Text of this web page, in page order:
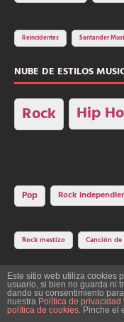
Reincidentes Santander
NUBE DE ESTILOS
Rock Hip
Pop Rock
Rock mestizo Canción
Construcción y diseño: La
Este sitio web utiliza cookies
usuario, si bien no guarda ni
dando su consentimiento
nuestra Política de
política de cookies. Pinche el